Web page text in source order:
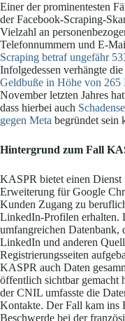
Einer der prominentesten
der Facebook-Scraping-
Vielzahl an
Telefonnummern und E-
Scraping betraf ungefähr
Infolgedessen verhängte
Geldbuße in Höhe von
November letzten Jahres
dass hierbei auch
gegen Meta begründet sein
Hintergrund zum Fall
KASPR bietet einen
Erweiterung für Google
Kunden Zugang zu
LinkedIn-Profilen erhalten.
umfangreichen
LinkedIn und anderen
Registrierungsseiten
KASPR auch Daten
öffentlich sichtbar gemacht
der CNIL umfasste die
Kontakte. Der Fall kam ins
Beschwerde bei der